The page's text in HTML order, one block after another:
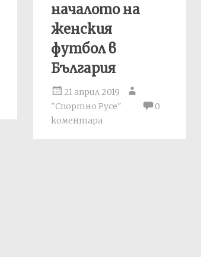
началото на
женския
футбол в
България
21 април 2019
"Спортно Русе"
0
коментара